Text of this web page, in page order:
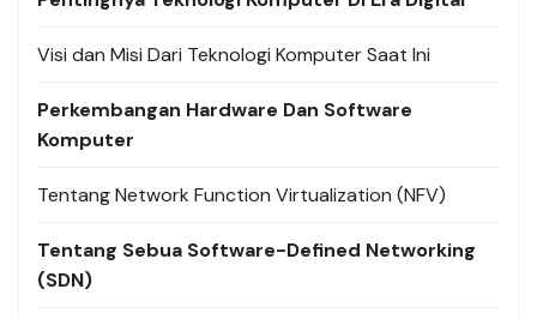
Visi dan Misi Dari Teknologi Komputer Saat Ini
Perkembangan Hardware Dan Software
Komputer
Tentang Network Function Virtualization (NFV)
Tentang Sebua Software-Defined Networking
(SDN)